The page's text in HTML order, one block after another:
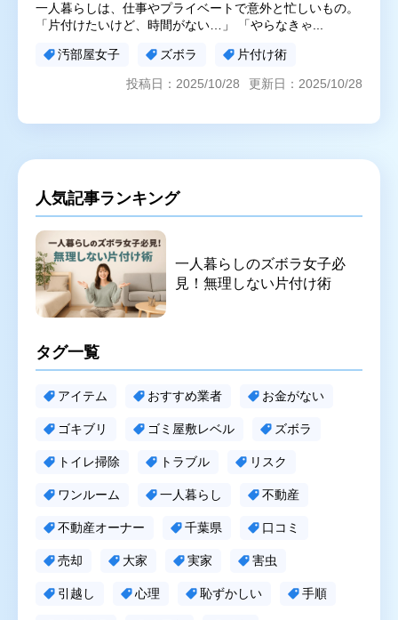
プライバシーポリシー キャンセルポリシー
一人暮らしは、仕事やプライベートで意外と忙しいもの。
「片付けたいけど、時間がない…」 「やらなきゃ...
汚部屋女子 ズボラ 片付け術
投稿日：2025/10/28 更新日：2025/10/28
人気記事ランキング
一人暮らしのズボラ女子必
見！無理しない片付け術
タグ一覧
アイテム おすすめ業者 お金がない
ゴキブリ ゴミ屋敷レベル ズボラ
トイレ掃除 トラブル リスク
ワンルーム 一人暮らし 不動産
不動産オーナー 千葉県 口コミ
売却 大家 実家 害虫
引越し 心理 恥ずかしい 手順